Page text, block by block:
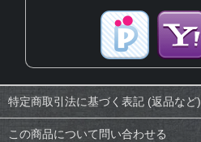
特定商取引法に基づく表記 (返品など)
この商品について問い合わせる